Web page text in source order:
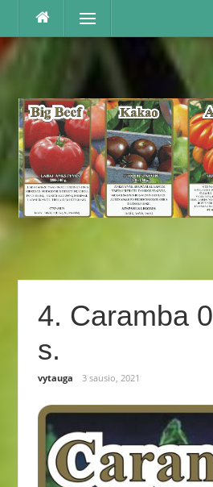
Praleisti
Menu
4. Caramba
s.
vytauga 3 sausio, 2021